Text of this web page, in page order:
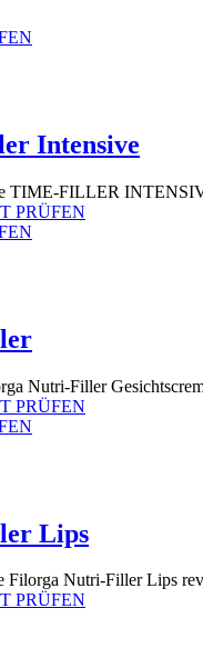
Intensive
TIME-FILLER
PRÜFEN
Nutri-Filler
PRÜFEN
Lips
Nutri-Filler Lips
PRÜFEN